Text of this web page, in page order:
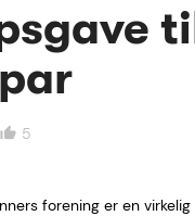
thumb_up_alt 5
forening er en virkelig